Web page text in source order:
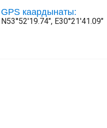
GPS каардынаты:
N53°52'19.74", E30°21'41.09"